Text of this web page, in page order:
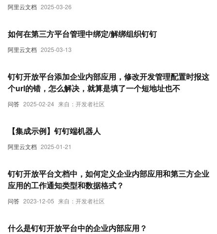
阿里云文档 2025-03-26
阿里云文档 2025-03-13
如何在第三方平台管理中绑定/解绑组织钉钉
问答 2025-02-24 来自：开发者社区
钉钉开放平台添加企业内部应用，修改开发管理配置时报这
个url的错，怎么解决，就算是填了一个短地址也不
阿里云文档 2025-01-21
【集成示例】钉钉端机器人
问答 2023-12-05 来自：开发者社区
钉钉开放平台文档中，如何定义企业内部应用和第三方企业
应用的工作通知类型和数据格式？
什么是钉钉开放平台中的企业内部应用？